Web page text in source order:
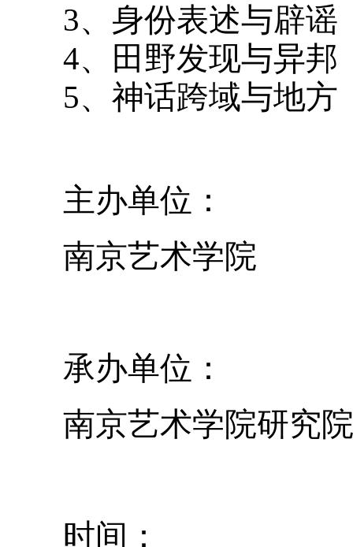
3、身份表述与辟谣
4、田野发现与异邦
5、神话跨域与地方
主办单位：
南京艺术学院
承办单位：
南京艺术学院研究
时间：